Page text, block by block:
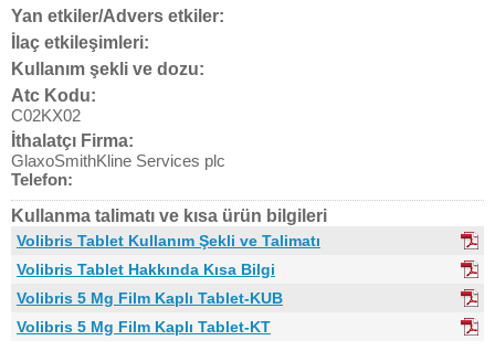
Yan etkiler/Advers etkiler:
İlaç etkileşimleri:
Kullanım şekli ve dozu:
Atc Kodu:
C02KX02
İthalatçı Firma:
GlaxoSmithKline Services plc
Telefon:
Kullanma talimatı ve kısa ürün bilgileri
Volibris Tablet Kullanım Şekli ve Talimatı
Volibris Tablet Hakkında Kısa Bilgi
Volibris 5 Mg Film Kaplı Tablet-KUB
Volibris 5 Mg Film Kaplı Tablet-KT